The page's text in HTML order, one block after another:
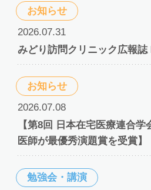
お知らせ
2026.07.31
みどり訪問クリニック広報
お知らせ
2026.07.08
【第8回 日本在宅医療連合
医師が最優秀演題賞を受賞】
勉強会・講演